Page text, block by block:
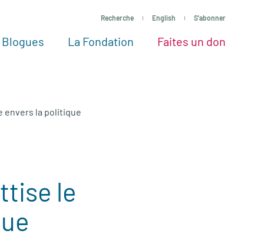
Recherche English S'abonner
Voir tous les projets
Nos Experts
Passez à l’action
Blogues La FondationLa Fondation
Faites un don
Autres façons de faire un don
envers la politique
le